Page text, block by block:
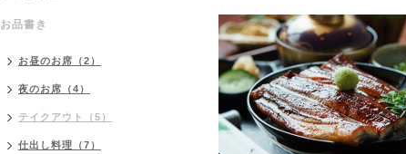
お品書き
お昼のお席（2）
夜のお席（4）
テイクアウト（5）
仕出し料理（7）